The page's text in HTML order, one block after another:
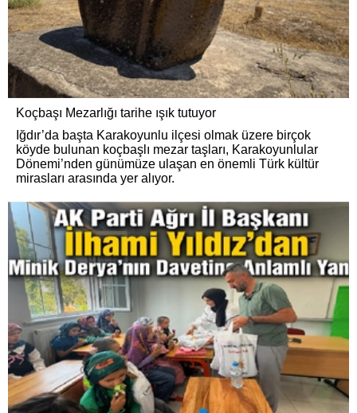
Koçbaşı Mezarlığı tarihe ışık tutuyor
Iğdır’da başta Karakoyunlu ilçesi olmak üzere birçok
köyde bulunan koçbaşlı mezar taşları, Karakoyunlular
Dönemi’nden günümüze ulaşan en önemli Türk kültür
mirasları arasında yer alıyor.